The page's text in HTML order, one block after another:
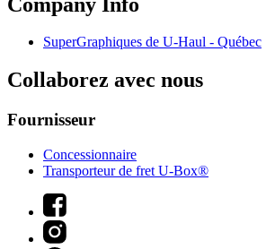
SuperGraphiques de U-Haul - Québec
Collaborez avec nous
Fournisseur
Concessionnaire
Transporteur de fret U-Box®